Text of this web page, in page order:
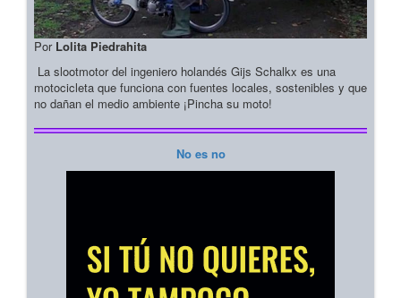
Por Lolita Piedrahita
La slootmotor del ingeniero holandés Gijs Schalkx es una
motocicleta que funciona con fuentes locales, sostenibles y que
no dañan el medio ambiente ¡Pincha su moto!
No es no